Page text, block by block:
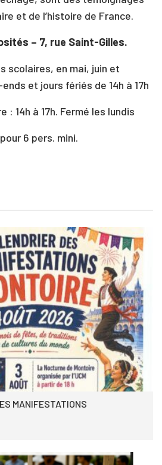
et de l’histoire de France.
– 7, rue Saint-Gilles.
scolaires, en mai, juin et
et jours fériés de 14h à 17h
: 14h à 17h. Fermé les lundis
6 pers. mini.
MANIFESTATIONS
MANIFESTATIONS -